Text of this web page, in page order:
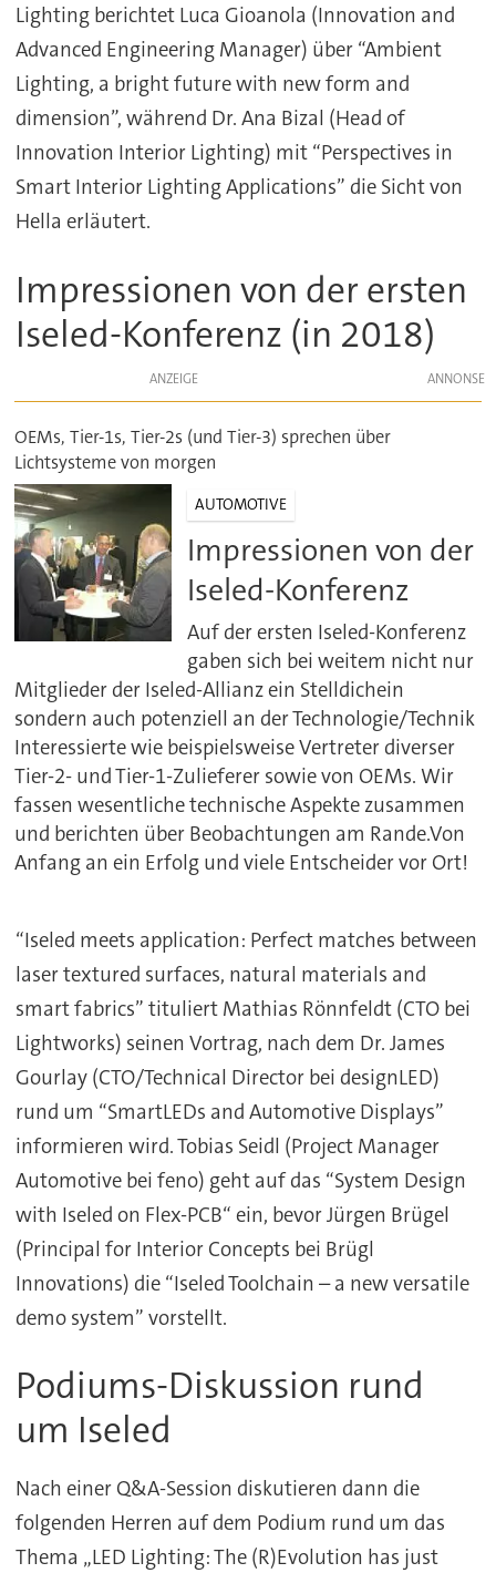
Lighting berichtet Luca Gioanola (Innovation and
Advanced Engineering Manager) über “Ambient
Lighting, a bright future with new form and
dimension”, während Dr. Ana Bizal (Head of
Innovation Interior Lighting) mit “Perspectives in
Smart Interior Lighting Applications” die Sicht von
Hella erläutert.
Impressionen von der ersten
Iseled-Konferenz (in 2018)
ANZEIGE
OEMs, Tier-1s, Tier-2s (und Tier-3) sprechen über
Lichtsysteme von morgen
AUTOMOTIVE
Impressionen von der
Iseled-Konferenz
Auf der ersten Iseled-Konferenz
gaben sich bei weitem nicht nur
Mitglieder der Iseled-Allianz ein Stelldichein
sondern auch potenziell an der Technologie/Technik
Interessierte wie beispielsweise Vertreter diverser
Tier-2- und Tier-1-Zulieferer sowie von OEMs. Wir
fassen wesentliche technische Aspekte zusammen
und berichten über Beobachtungen am Rande.Von
Anfang an ein Erfolg und viele Entscheider vor Ort!
“Iseled meets application: Perfect matches between
laser textured surfaces, natural materials and
smart fabrics” tituliert Mathias Rönnfeldt (CTO bei
Lightworks) seinen Vortrag, nach dem Dr. James
Gourlay (CTO/Technical Director bei designLED)
rund um “SmartLEDs and Automotive Displays”
informieren wird. Tobias Seidl (Project Manager
Automotive bei feno) geht auf das “System Design
with Iseled on Flex-PCB“ ein, bevor Jürgen Brügel
(Principal for Interior Concepts bei Brügl
Innovations) die “Iseled Toolchain – a new versatile
demo system” vorstellt.
Podiums-Diskussion rund
um Iseled
Nach einer Q&A-Session diskutieren dann die
folgenden Herren auf dem Podium rund um das
Thema „LED Lighting: The (R)Evolution has just